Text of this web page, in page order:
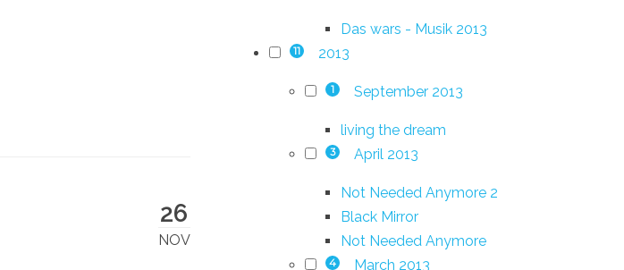
26
NOV
Das wars - Musik 2013
11 2013
1 September 2013
living the dream
3 April 2013
Not Needed Anymore 2
Black Mirror
Not Needed Anymore
4 March 2013